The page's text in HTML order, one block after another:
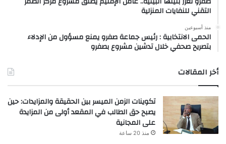
التقني للنفايات المنزلية
منذ أسبوعين
الحمى الانتخابية : رئيس جماعة صفرو يمنع مسؤول من الإدلاء
بتصريح صحفي خلال تدشين مشروع بصفرو
أخر المقالات
تكوينات الزمن الميسر بين الحقيقة والمزايدات: حين
يصبح حق الطالب في المقعد أولى من المزايدة
على المجانية
منذ 20 ساعة